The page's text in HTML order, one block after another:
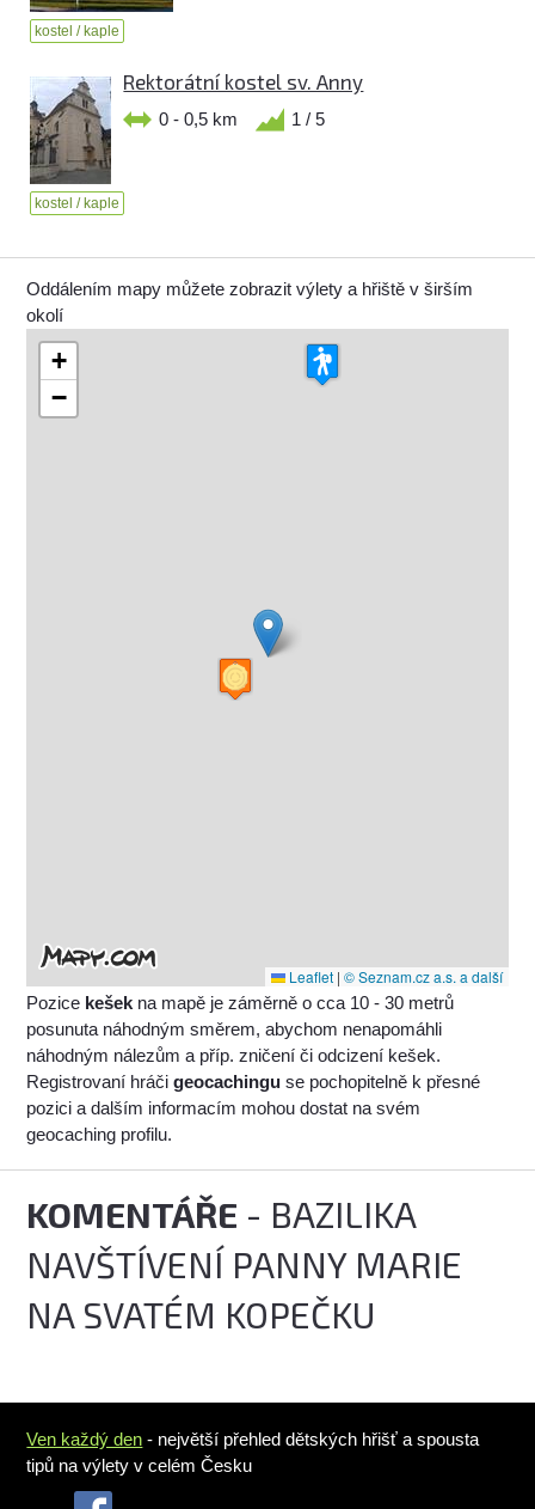
kostel / kaple
Rektorátní kostel sv. Anny
0 - 0,5 km 1 / 5
kostel / kaple
Oddálením mapy můžete zobrazit výlety a hřiště v širším
okolí
+
−
Leaflet | © Seznam.cz a.s. a další
Pozice kešek na mapě je záměrně o cca 10 - 30 metrů
posunuta náhodným směrem, abychom nenapomáhli
náhodným nálezům a příp. zničení či odcizení kešek.
Registrovaní hráčigeocachingu se pochopitelně k přesné
pozici a dalším informacím mohou dostat na svém
geocaching profilu.
KOMENTÁŘE - BAZILIKA
NAVŠTÍVENÍ PANNY MARIE
NA SVATÉM KOPEČKU
Ven každý den - největší přehled dětských hřišť a spousta
tipů na výlety v celém Česku